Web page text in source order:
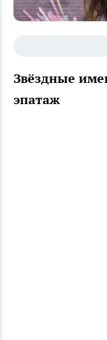
Звёздные
эпатаж